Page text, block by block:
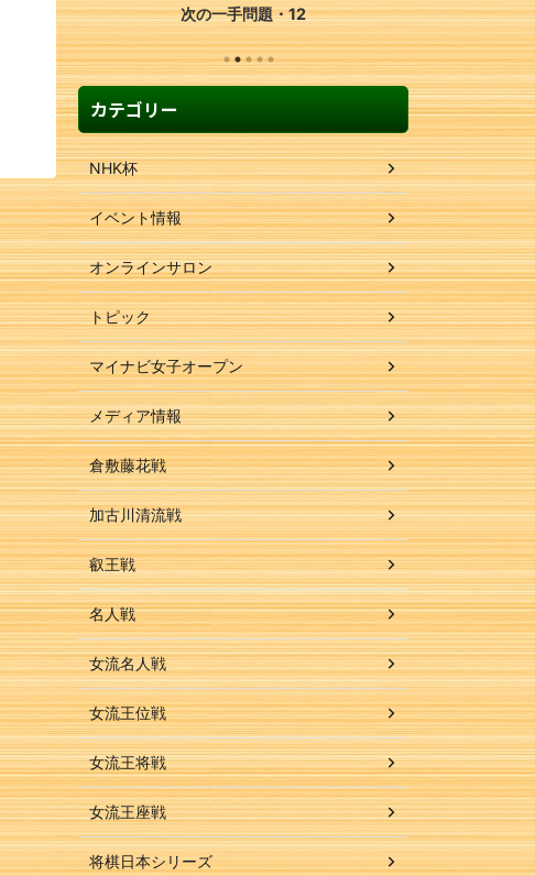
次の一手問題・12
カテゴリー
NHK杯
イベント情報
オンラインサロン
トピック
マイナビ女子オープン
メディア情報
倉敷藤花戦
加古川清流戦
叡王戦
名人戦
女流名人戦
女流王位戦
女流王将戦
女流王座戦
将棋日本シリーズ